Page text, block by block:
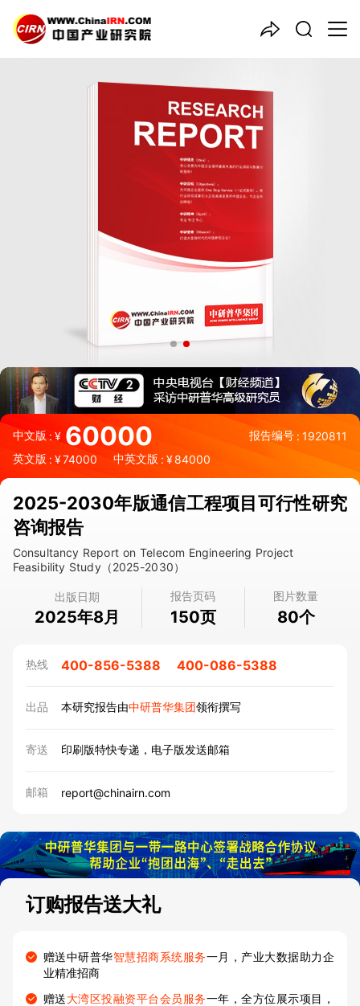
中文版:¥ 60000 报告编号 : 1920811
英文版 : ¥74000 中英文版 : ¥84000
2025-2030年版通信工程项目可行性研究
咨询报告
Consultancy Report on Telecom Engineering Project
Feasibility Study（2025-2030）
出版日期
2025年8月
报告页码
150页
图片数量
80个
热线 400-856-5388 400-086-5388
出品 本研究报告由中研普华集团领衔撰写
寄送 印刷版特快专递，电子版发送邮箱
邮箱 report@chinairn.com
订购报告送大礼
赠送中研普华智慧招商系统服务一月，产业大数据助力企
业精准招商
赠送大湾区投融资平台会员服务一年，全方位展示项目，
中国产业咨询领导者
2025-2030年版
目可行性研究咨询报告
品质保障，一年免费更新维护
报告编号：1920811
出版日期：2025年8月
《2025-2030年版通信工程项目可行性研究咨询报告》由中研普
华通信工程行业分析专家领衔撰写，主要分析了通信工程行业的市
场规模、发展现状与投资前景，同时对通信工程行业的未来发展做
出科学的趋势预测和专业的通信工程行业数据分析，帮助客户评估
27年研究经验，深度洞察行业驱动力
多元化、高学历的实战型精英团队